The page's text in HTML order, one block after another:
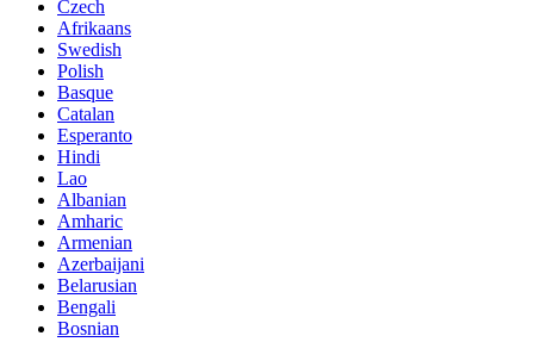
Czech
Afrikaans
Swedish
Polish
Basque
Catalan
Esperanto
Hindi
Lao
Albanian
Amharic
Armenian
Azerbaijani
Belarusian
Bengali
Bosnian